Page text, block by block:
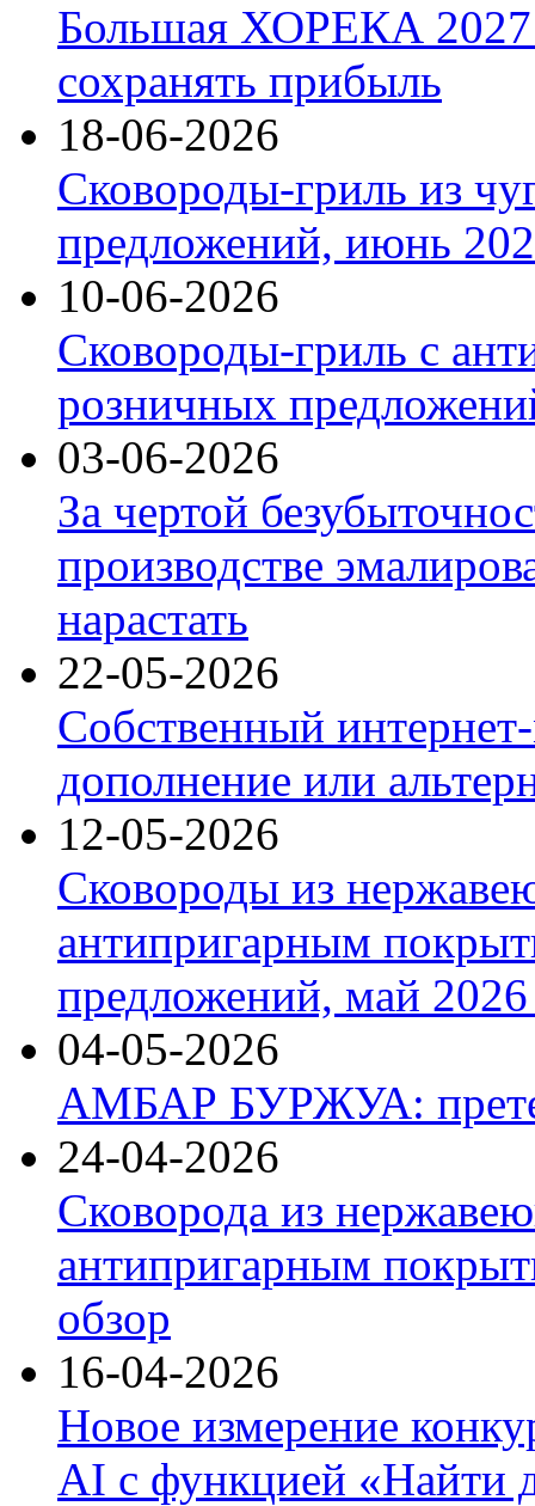
Большая ХОРЕКА 2027:
сохранять прибыль
18-06-2026
Сковороды-гриль из
предложений, июнь
10-06-2026
Сковороды-гриль с
розничных
03-06-2026
За чертой
производстве
нарастать
22-05-2026
Собственный
дополнение или
12-05-2026
Сковороды из
антипригарным
предложений, май 2026
04-05-2026
АМБАР БУРЖУА:
24-04-2026
Сковорода из
антипригарным
обзор
16-04-2026
Новое измерение
AI с функцией «Найти